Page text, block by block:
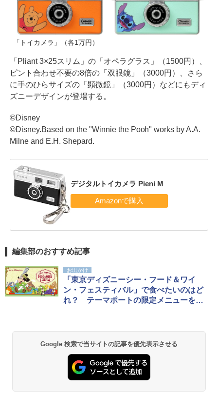
「トイカメラ」（各1万円）
「Pliant 3×25スリム」の「オペラグラス」（1500円）、
ピント合わせ不要の8倍の「双眼鏡」（3000円）、さら
に手のひらサイズの「顕微鏡」（3000円）などにもディ
ズニーデザインが登場する。
©Disney
©Disney.Based on the "Winnie the Pooh" works by A.A.
Milne and E.H. Shepard.
デジタルトイカメラ Pieni M
編集部のおすすめ記事
お出かけ
「東京ディズニーシー・フード＆ワイ
ン・フェスティバル」で食べたいのはど
れ？ テーマポートの限定メニューを一
Google 検索で当サイトの記事を優先表示させる